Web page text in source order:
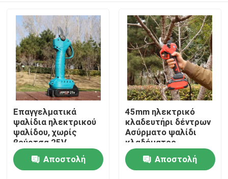
Σπίτι
Προϊόντα
Επαγγελματικά
ψαλίδια ηλεκτρικού
ψαλίδου, χωρίς
βούρτσα 25V
Αποστολή
45mm ηλεκτρικό
κλαδευτήρι δέντρων
Ασύρματο ψαλίδι
κλαδέματος
κινητήρα χωρίς
ψήκτρες για χρήση
στον κήπο
Αποστολή